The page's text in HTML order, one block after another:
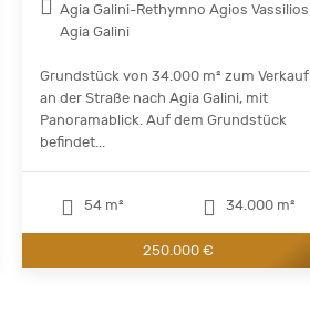
Agia Galini-Rethymno Agios Vassilios
Agia Galini
Grundstück von 34.000 m² zum Verkauf
an der Straße nach Agia Galini, mit
Panoramablick. Auf dem Grundstück
befindet...
54 m² 34.000 m²
250.000 €